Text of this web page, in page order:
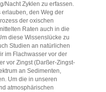
Nacht Zyklen zu erfassen.
den Weg der
der oxischen
Raten auch in die
diese Wissenslücke zu
Studien an natürlichen
im Flachwasser vor der
vor Zingst (Darßer-Zingst-
an Sedimenten,
Um die in unseren
atmosphärischen